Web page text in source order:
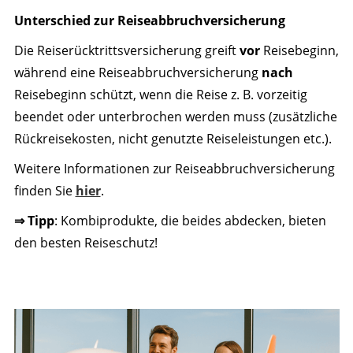
Unterschied zur Reiseabbruchversicherung
Die Reiserücktrittsversicherung greiftvorReisebeginn,
während eine Reiseabbruchversicherung nach
Reisebeginn schützt, wenn die Reise z. B. vorzeitig
beendet oder unterbrochen werden muss (zusätzliche
Rückreisekosten, nicht genutzte Reiseleistungen etc.).
Weitere Informationen zur Reiseabbruchversicherung
finden Sie hier.
⇒ Tipp: Kombiprodukte, die beides abdecken, bieten
den besten Reiseschutz!